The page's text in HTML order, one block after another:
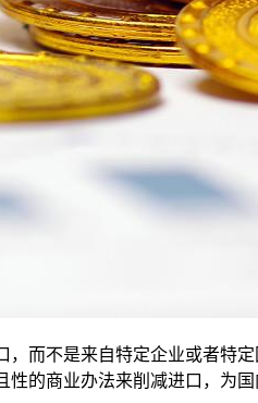
不是来自特定企业或者特
的商业办法来削减进口，为